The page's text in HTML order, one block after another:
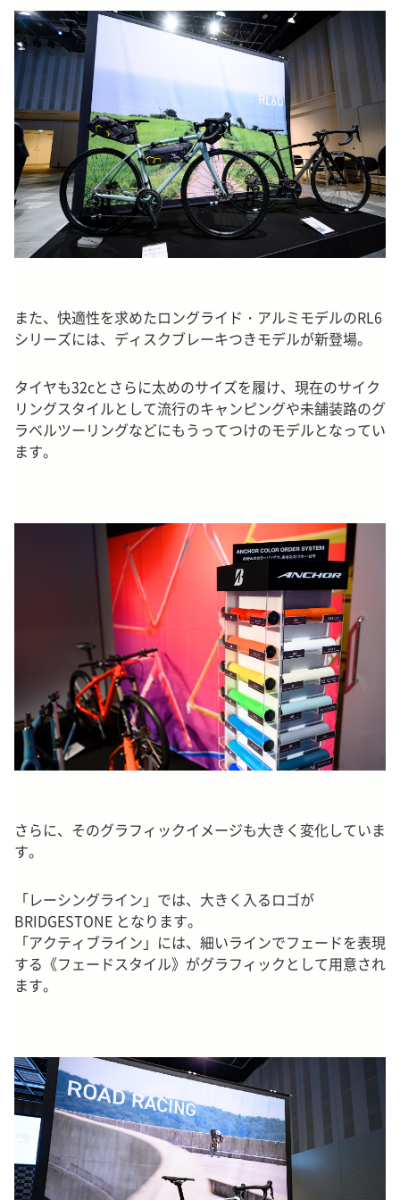
また、快適性を求めたロングライド・アルミモデルのRL6
シリーズには、ディスクブレーキつきモデルが新登場。
タイヤも32cとさらに太めのサイズを履け、現在のサイク
リングスタイルとして流行のキャンピングや未舗装路のグ
ラベルツーリングなどにもうってつけのモデルとなってい
ます。
さらに、そのグラフィックイメージも大きく変化していま
す。
「レーシングライン」では、大きく入るロゴが
BRIDGESTONE となります。
「アクティブライン」には、細いラインでフェードを表現
する《フェードスタイル》がグラフィックとして用意され
ます。